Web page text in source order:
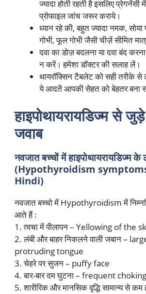
ज्यादा होती रहती है इसलिए प्रेगनेंसी
प्रोफाइल जांच जरूर कराये।
ध्यान रहे की, बहुत ज्यादा नमक, सोया
गोभी, फूल गोभी जैसी चीज़ें सीमित
दवा का डोज़ बदलना या दवा बंद
न करें। हमेशा डॉक्टर की सलाह लें।
थायरॉक्सिन टैबलेट को सही तरीके से
ये आदतें आपकी सेहत को बेहतर बना
हाइपोथायरायडिज्म से
जवाब
नवजात बच्चों मेंहाइपोथायरायडिज्मके
(Hypothyroidism
Hindi)
नवजात बच्चो में Hypothyroidism में
आते हैं :
1. त्वचा में पीलापन – Yellowing of the
2. लंबी और बाहर निकलने वाली जबान –
protruding tongue
3. चेहरे पर सुजन – puffy face
4. बार-बार दम घुटना – frequent choking
5. शारीरिक और मानसिक वृद्धि सामान्य से कम